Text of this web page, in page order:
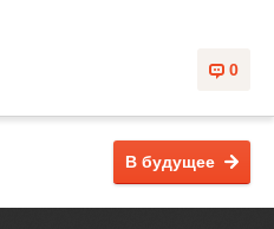
0
В будущее